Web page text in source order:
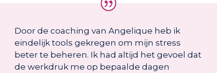
Door de coaching van Angelique heb ik
eindelijk tools gekregen om mijn stress
beter te beheren. Ik had altijd het gevoel dat
de werkdruk me op bepaalde dagen